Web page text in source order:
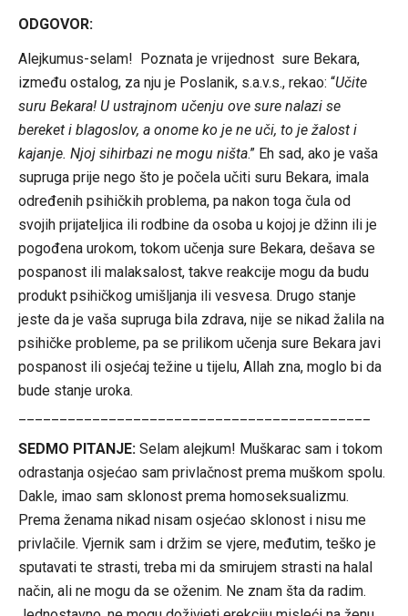
ODGOVOR:
Alejkumus-selam! Poznata je vrijednost sure Bekara,
između ostalog, za nju je Poslanik, s.a.v.s., rekao: “Učite
suru Bekara! U ustrajnom učenju ove sure nalazi se
bereket i blagoslov, a onome ko je ne uči, to je žalost i
kajanje. Njoj sihirbazi ne mogu ništa.” Eh sad, ako je vaša
supruga prije nego što je počela učiti suru Bekara, imala
određenih psihičkih problema, pa nakon toga čula od
svojih prijateljica ili rodbine da osoba u kojoj je džinn ili je
pogođena urokom, tokom učenja sure Bekara, dešava se
pospanost ili malaksalost, takve reakcije mogu da budu
produkt psihičkog umišljanja ili vesvesa. Drugo stanje
jeste da je vaša supruga bila zdrava, nije se nikad žalila na
psihičke probleme, pa se prilikom učenja sure Bekara javi
pospanost ili osjećaj težine u tijelu, Allah zna, moglo bi da
bude stanje uroka.
SEDMO PITANJE:Selam alejkum! Muškarac sam i tokom
odrastanja osjećao sam privlačnost prema muškom spolu.
Dakle, imao sam sklonost prema homoseksualizmu.
Prema ženama nikad nisam osjećao sklonost i nisu me
privlačile. Vjernik sam i držim se vjere, međutim, teško je
sputavati te strasti, treba mi da smirujem strasti na halal
način, ali ne mogu da se oženim. Ne znam šta da radim.